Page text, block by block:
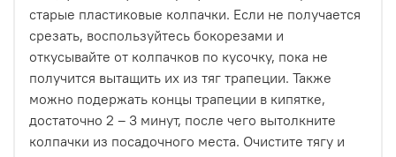
старые пластиковые колпачки. Если не получается
срезать, воспользуйтесь бокорезами и
откусывайте от колпачков по кусочку, пока не
получится вытащить их из тяг трапеции. Также
можно подержать концы трапеции в кипятке,
достаточно 2 – 3 минут, после чего вытолкните
колпачки из посадочного места. Очистите тягу и